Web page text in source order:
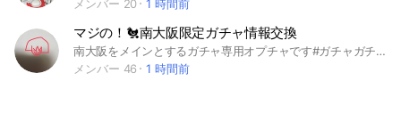
メンバー 20
1 時間前
マジの！🐔南大阪限定ガチャ情報交換
南大阪をメインとするガチャ専用オプチャです#ガチャガチャ#岸和田#堺#泉大津#和泉#泉佐野
メンバー 46
1 時間前